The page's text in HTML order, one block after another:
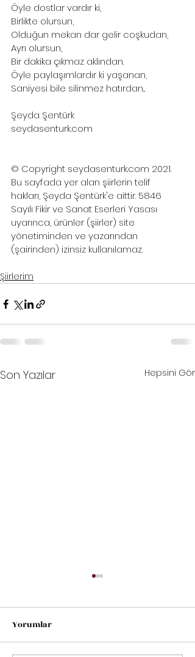
Öyle dostlar vardır ki,
Birlikte olursun,
Olduğun mekan dar gelir coşkudan,
Ayrı olursun,
Bir dakika çıkmaz aklından.
Öyle paylaşımlardır ki yaşanan,
Saniyesi bile silinmez hatırdan...
Şeyda Şentürk
seydasenturk.com
© Copyright seydasenturk.com 2021.
Bu sayfada yer alan şiirlerin telif
hakları, Şeyda Şentürk'e aittir. 5846
Sayılı Fikir ve Sanat Eserleri Yasası
uyarınca, ürünler (şiirler) site
yönetiminden ve yazarından
(şairinden) izinsiz kullanılamaz.
Şiirlerim
Son Yazılar Hepsini Gör
Yorumlar